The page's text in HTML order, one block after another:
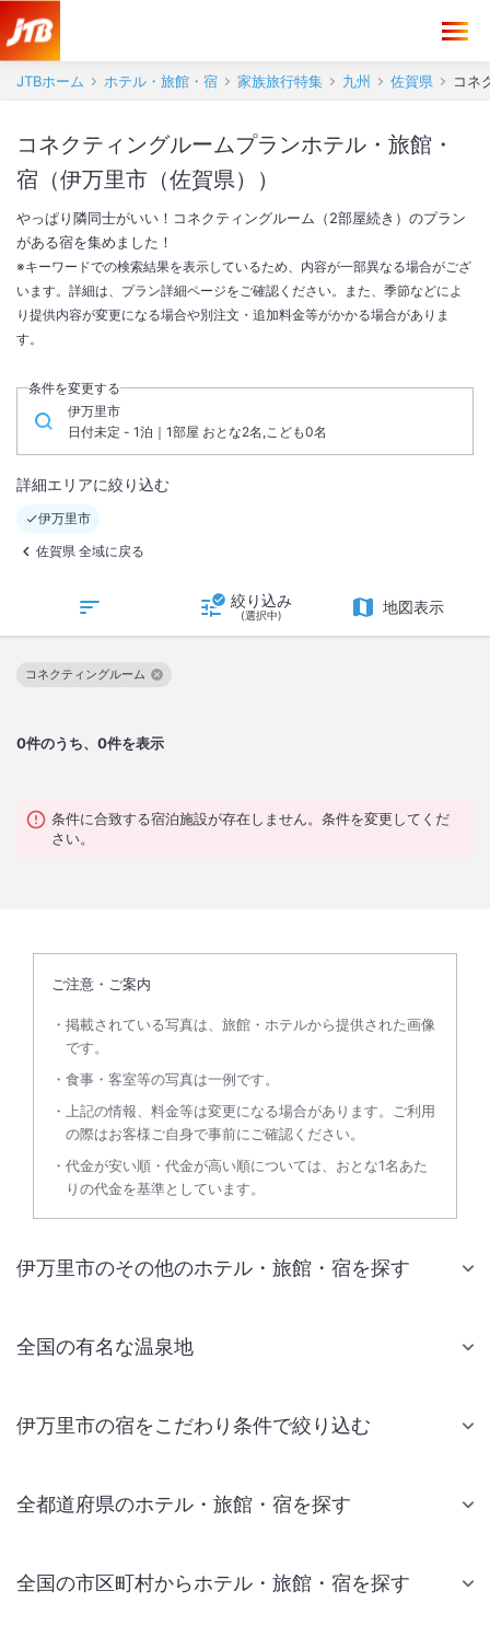
JTBホーム ホテル・旅館・宿 家族旅行特集 九州 佐賀県 コネ
コネクティングルームプランホテル・旅館・
宿（伊万里市（佐賀県））
やっぱり隣同士がいい！コネクティングルーム（2部屋続き）のプラン
がある宿を集めました！
※キーワードでの検索結果を表示しているため、内容が一部異なる場合がござ
います。詳細は、プラン詳細ページをご確認ください。また、季節などによ
り提供内容が変更になる場合や別注文・追加料金等がかかる場合がありま
す。
条件を変更する
伊万里市
日付未定 - 1泊｜1部屋 おとな2名,こども0名
詳細エリアに絞り込む
伊万里市
佐賀県 全域に戻る
絞り込み
(選択中) 地図表示
0件のうち、0件を表示
コネクティングルーム
この絞り込み条件を解除
条件に合致する宿泊施設が存在しません。条件を変更してくだ
さい。
ご注意・ご案内
掲載されている写真は、旅館・ホテルから提供された画像
です。
食事・客室等の写真は一例です。
上記の情報、料金等は変更になる場合があります。ご利用
の際はお客様ご自身で事前にご確認ください。
代金が安い順・代金が高い順については、おとな1名あた
りの代金を基準としています。
伊万里市のその他のホテル・旅館・宿を探す
全国の有名な温泉地
伊万里市の宿をこだわり条件で絞り込む
全都道府県のホテル・旅館・宿を探す
全国の市区町村からホテル・旅館・宿を探す